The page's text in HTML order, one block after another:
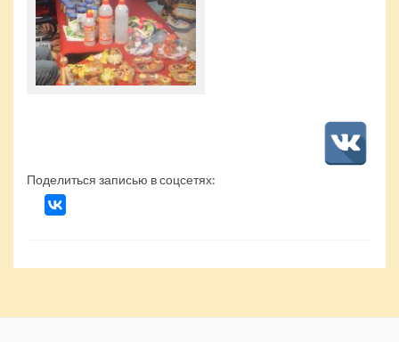
Поделиться записью в соцсетях: